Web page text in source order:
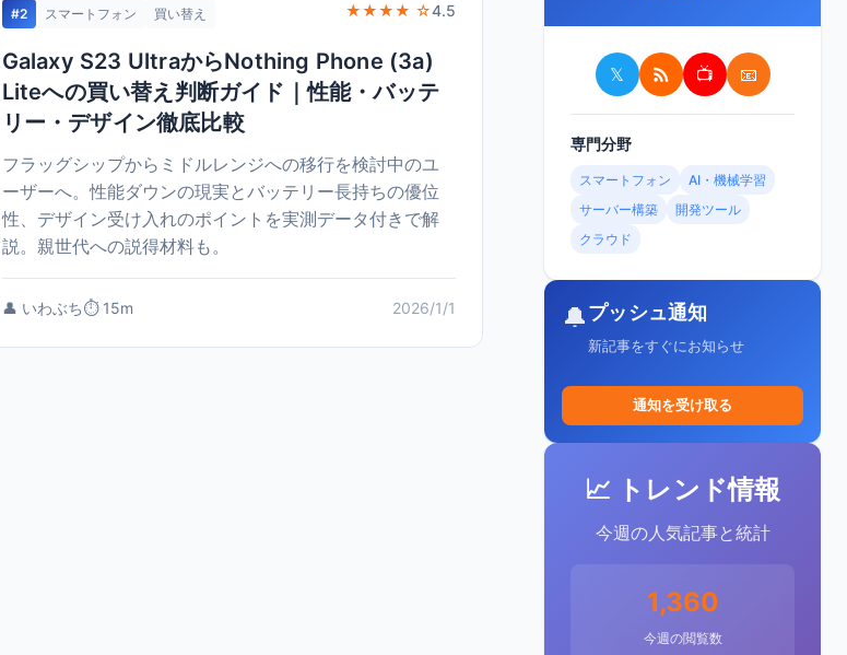
#2 スマートフォン 買い替え ★★★★ ☆4.5
Galaxy S23 UltraからNothing Phone (3a)
Liteへの買い替え判断ガイド｜性能・バッテ
リー・デザイン徹底比較
フラッグシップからミドルレンジへの移行を検討中のユ
ーザーへ。性能ダウンの現実とバッテリー長持ちの優位
性、デザイン受け入れのポイントを実測データ付きで解
説。親世代への説得材料も。
👤 いわぶち⏱️ 15m 2026/1/1
𝕏 📺 📧
専門分野
スマートフォン
AI・機械学習
サーバー構築
開発ツール
クラウド
🔔プッシュ通知
新記事をすぐにお知らせ
通知を受け取る
📈 トレンド情報
今週の人気記事と統計
1,360
今週の閲覧数